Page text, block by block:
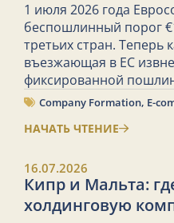
1 июля 2026 года
беспошлинный порог
третьих стран. Теперь
въезжающая в ЕС
фиксированной
Company Formation, E-
НАЧАТЬ ЧТЕНИЕ
16.07.2026
Кипр и Мальта:
холдинговую